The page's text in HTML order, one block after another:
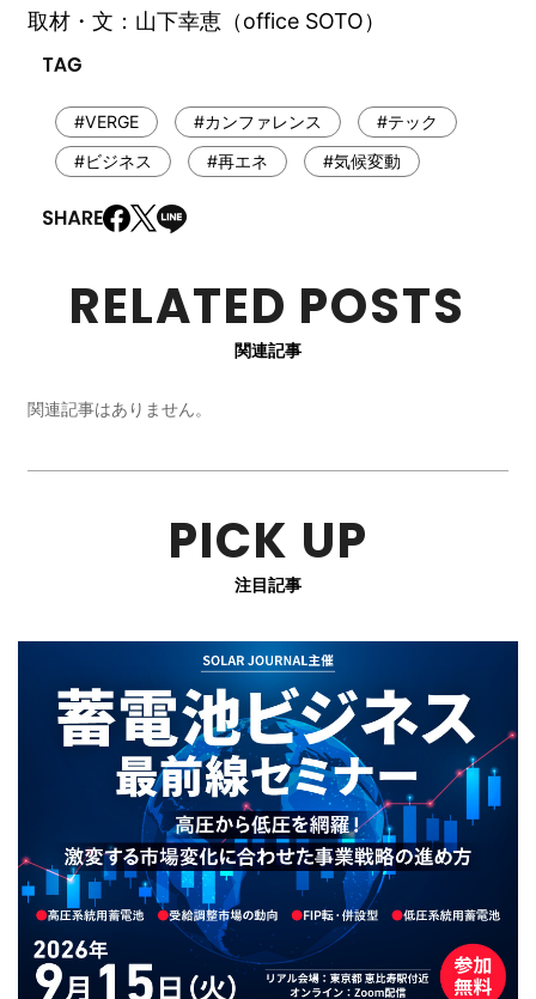
取材・文：山下幸恵（office SOTO）
#VERGE #カンファレンス
#テック
#ビジネス
#再エネ #気候変動
RELATED POSTS
関連記事
関連記事はありません。
PICK UP
注目記事